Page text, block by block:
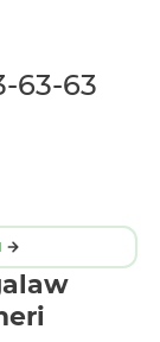
63-63